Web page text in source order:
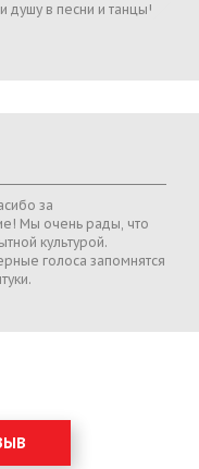
душу в песни и танцы!
за
Мы очень рады, что
культурой.
голоса запомнятся